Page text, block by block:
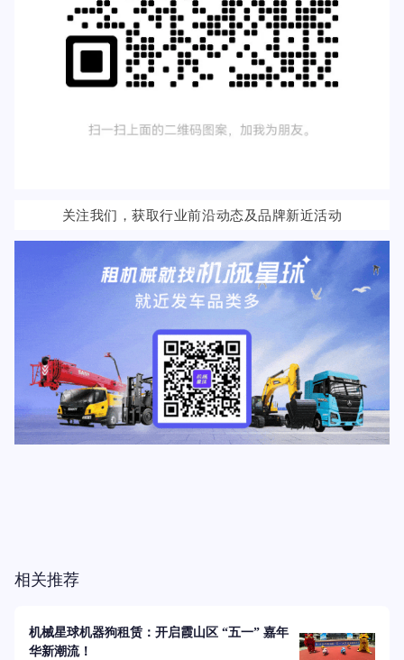
关注我们，获取行业前沿动态及品牌新近活动
相关推荐
机械星球机器狗租赁：开启霞山区 “五一” 嘉年
华新潮流！